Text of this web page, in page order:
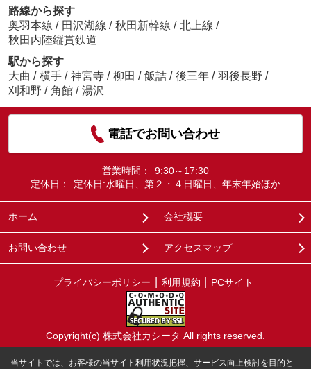
路線から探す
奥羽本線 / 田沢湖線 / 秋田新幹線 / 北上線 /
秋田内陸縦貫鉄道
駅から探す
大曲 / 横手 / 神宮寺 / 柳田 / 飯詰 / 後三年 / 羽後長野 /
刈和野 / 角館 / 湯沢
電話でお問い合わせ
営業時間：
9:30～17:30
定休日：
定休日:水曜日、第２・４日曜日、年末年始ほか
ホーム 会社概要
お問い合わせ アクセスマップ
プライバシーポリシー 利用規約 PCサイト
Copyright(c) 株式会社カシータ All rights reserved.
当サイトでは、お客様の当サイト利用状況把握、サービス向上検討を目的と